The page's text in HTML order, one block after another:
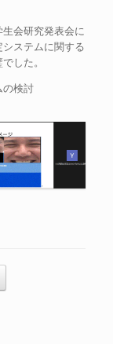
会研究発表会に
ステムに関する
した。
の検討